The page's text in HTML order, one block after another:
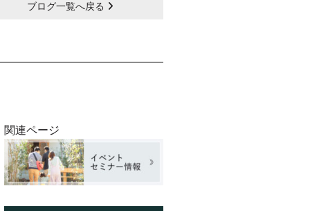
ブログ一覧へ戻る
関連ページ